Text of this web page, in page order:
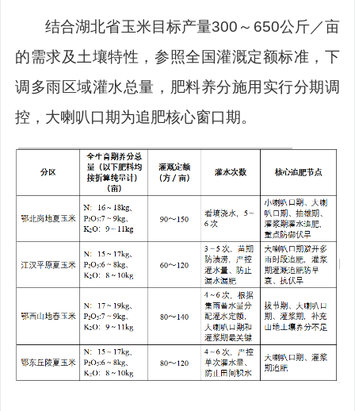
结合湖北省玉米目标产量300 ～ 650公斤／亩
的需求及土壤特性，参照全国灌溉定额标准，下
调多雨区域灌水总量，肥料养分施用实行分期调
控，大喇叭口期为追肥核心窗口期。